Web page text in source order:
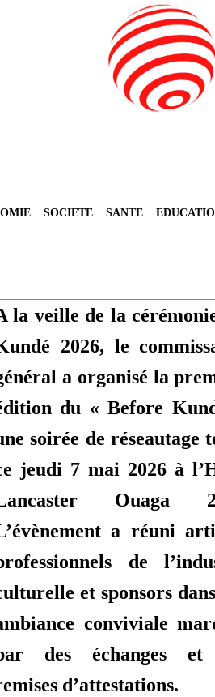
SOCIETE SANTE
la veille de la
2026, le
a organisé la
du « Before
soirée de réseautage
jeudi 7 mai 2026 à
Ouaga
a réuni
de
et sponsors
conviviale
des échanges et
d’attestations.